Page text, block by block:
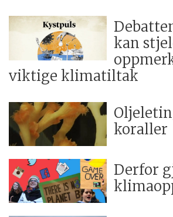
kan
viktige klimatiltak
koraller
Derfor